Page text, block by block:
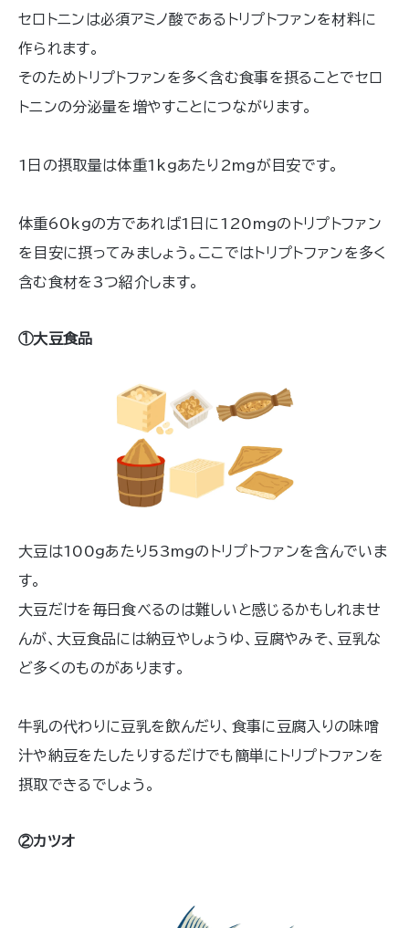
セロトニンは必須アミノ酸であるトリプトファンを材料に
作られます。
そのためトリプトファンを多く含む食事を摂ることでセロ
トニンの分泌量を増やすことにつながります。
1日の摂取量は体重1kgあたり2mgが目安です。
体重60kgの方であれば1日に120mgのトリプトファン
を目安に摂ってみましょう。ここではトリプトファンを多く
含む食材を3つ紹介します。
①大豆食品
大豆は100gあたり53mgのトリプトファンを含んでいま
す。
大豆だけを毎日食べるのは難しいと感じるかもしれませ
んが、大豆食品には納豆やしょうゆ、豆腐やみそ、豆乳な
ど多くのものがあります。
牛乳の代わりに豆乳を飲んだり、食事に豆腐入りの味噌
汁や納豆をたしたりするだけでも簡単にトリプトファンを
摂取できるでしょう。
②カツオ